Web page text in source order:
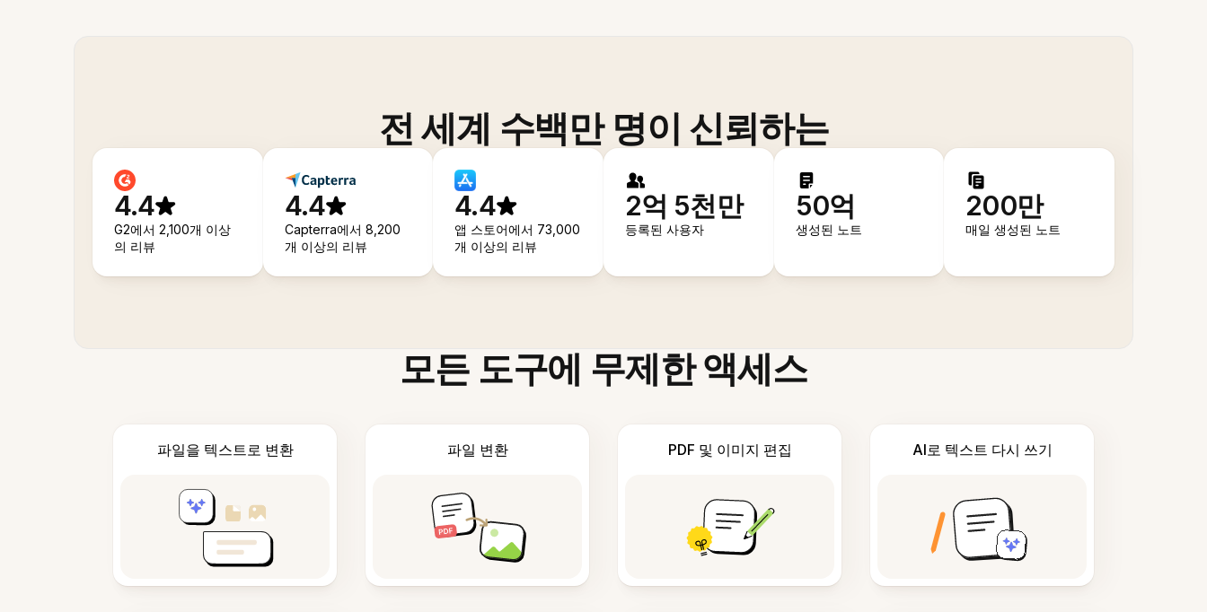
전 세계 수백만 명이 신뢰하는
4.4
G2에서 2,100개 이상
의 리뷰
4.4
Capterra에서 8,200
개 이상의 리뷰
4.4
앱 스토어에서 73,000
개 이상의 리뷰
2억 5천만
등록된 사용자
50억
생성된 노트
200만
매일 생성된 노트
모든 도구에 무제한 액세스
파일을 텍스트로 변환 파일 변환 PDF 및 이미지 편집 AI로 텍스트 다시 쓰기